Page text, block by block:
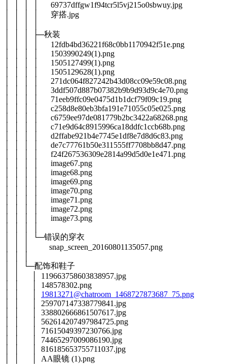
│ │ │ │ 69737dffgw1f94tcr5l5vj215o0sbwuy.jpg
│ │ │ │ 穿搭.jpg
│ │ │ ├─秋装
│ │ │ │ 12fdb4bd36221f68c0bb1170942f51e.png
│ │ │ │ 1503990249(1).png
│ │ │ │ 1505127499(1).png
│ │ │ │ 1505129628(1).png
│ │ │ │ 271dc064f827242b43d08cc09e59c08.png
│ │ │ │ 3ddf507d887b07382b9b9d93d9c4e70.png
│ │ │ │ 71eeb9ffc09e0475d1b1dcf79f09c19.png
│ │ │ │ c258d8e80eb3bfa191e71055c05e025.png
│ │ │ │ c6759ee97de081779b2bc3422a68268.png
│ │ │ │ c71e9d64c8915996ca18ddfc1ccb68b.png
│ │ │ │ d2ffabe921b4e7745e1df8e7d8d6c83.png
│ │ │ │ de7c77761b50e311555ff7708bb8d47.png
│ │ │ │ f24f267536309e2814a99d5d0e1e471.png
│ │ │ │ image67.png
│ │ │ │ image68.png
│ │ │ │ image69.png
│ │ │ │ image70.png
│ │ │ │ image71.png
│ │ │ │ image72.png
│ │ │ │ image73.png
│ │ │ └─错误的穿衣
│ │ │ snap_screen_20160801135057.png
│ │ └─配饰和鞋子
│ │ │ 119663758603838957.jpg
│ │ │ 148578302.png
19813271@chatroom_1468727873687_75.png
│ │ │ 259707147338779841.jpg
│ │ │ 338802666861507617.jpg
│ │ │ 562614207497984725.png
│ │ │ 71615049397230766.jpg
│ │ │ 74465297009086190.jpg
│ │ │ 816185653755711037.jpg
│ │ │ AA眼镜 (1).png